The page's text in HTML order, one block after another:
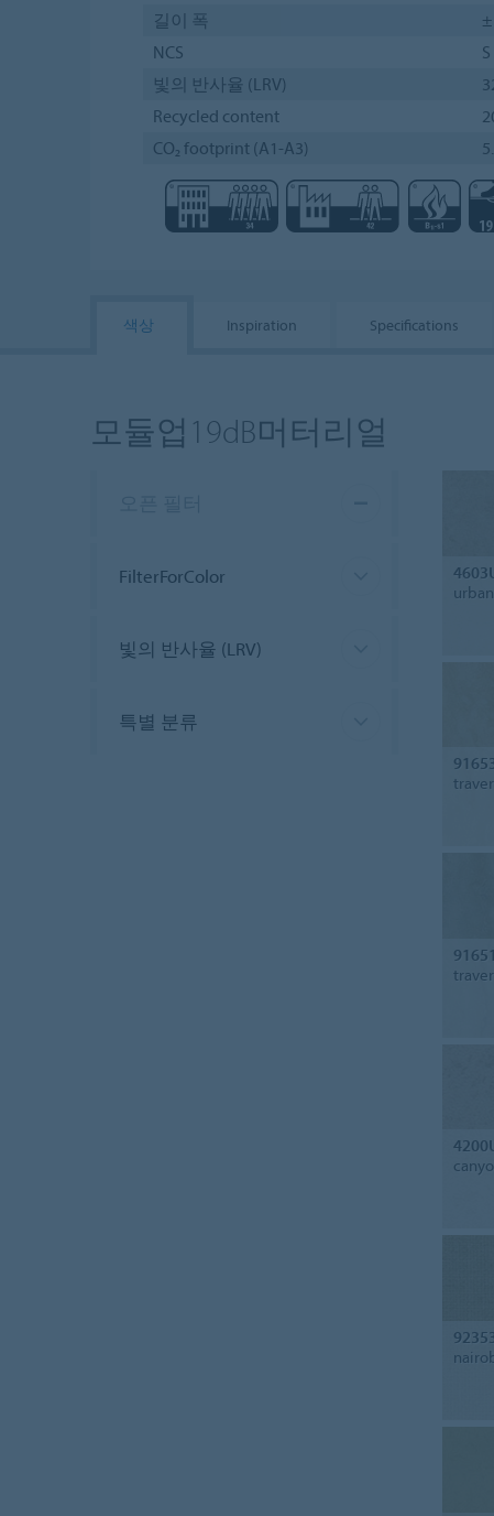
길이 폭
NCS
빛의 반사율 (LRV)
Recycled content
CO₂ footprint (A1-A3)
색상 Inspiration Specifications
모듈업19dB머터리얼
FilterForColor
빛의 반사율 (LRV)
특별 분류